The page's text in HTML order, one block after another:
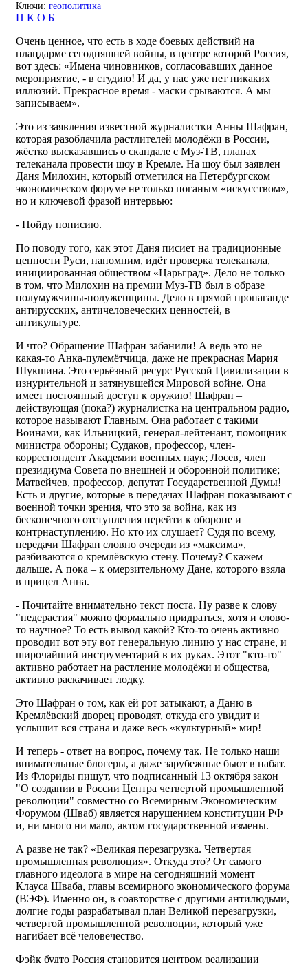
Ключи: геополитика
П К О Б
Очень ценное, что есть в ходе боевых действий на
плацдарме сегодняшней войны, в центре которой Россия,
вот здесь: «Имена чиновников, согласовавших данное
мероприятие, - в студию! И да, у нас уже нет никаких
иллюзий. Прекрасное время - маски срываются. А мы
записываем».
Это из заявления известной журналистки Анны Шафран,
которая разоблачила растлителей молодёжи в России,
жёстко высказавшись о скандале с Муз-ТВ, планах
телеканала провести шоу в Кремле. На шоу был заявлен
Даня Милохин, который отметился на Петербургском
экономическом форуме не только поганым «искусством»,
но и ключевой фразой интервью:
- Пойду пописию.
По поводу того, как этот Даня писиет на традиционные
ценности Руси, напомним, идёт проверка телеканала,
инициированная обществом «Царьград». Дело не только
в том, что Милохин на премии Муз-ТВ был в образе
полумужчины-полуженщины. Дело в прямой пропаганде
антирусских, античеловеческих ценностей, в
антикультуре.
И что? Обращение Шафран забанили! А ведь это не
какая-то Анка-пулемётчица, даже не прекрасная Мария
Шукшина. Это серьёзный ресурс Русской Цивилизации в
изнурительной и затянувшейся Мировой войне. Она
имеет постоянный доступ к оружию! Шафран –
действующая (пока?) журналистка на центральном радио,
которое называют Главным. Она работает с такими
Воинами, как Ильницкий, генерал-лейтенант, помощник
министра обороны; Судаков, профессор, член-
корреспондент Академии военных наук; Лосев, член
президиума Совета по внешней и оборонной политике;
Матвейчев, профессор, депутат Государственной Думы!
Есть и другие, которые в передачах Шафран показывают с
военной точки зрения, что это за война, как из
бесконечного отступления перейти к обороне и
контрнаступлению. Но кто их слушает? Судя по всему,
передачи Шафран словно очереди из «максима»,
разбиваются о кремлёвскую стену. Почему? Скажем
дальше. А пока – к омерзительному Дане, которого взяла
в прицел Анна.
- Почитайте внимательно текст поста. Ну разве к слову
"педерастия" можно формально придраться, хотя и слово-
то научное? То есть вывод какой? Кто-то очень активно
проводит вот эту вот генеральную линию у нас стране, и
широчайший инструментарий в их руках. Этот "кто-то"
активно работает на растление молодёжи и общества,
активно раскачивает лодку.
Это Шафран о том, как ей рот затыкают, а Даню в
Кремлёвский дворец проводят, откуда его увидит и
услышит вся страна и даже весь «культурный» мир!
И теперь - ответ на вопрос, почему так. Не только наши
внимательные блогеры, а даже зарубежные бьют в набат.
Из Флориды пишут, что подписанный 13 октября закон
"О создании в России Центра четвертой промышленной
революции" совместно со Всемирным Экономическим
Форумом (Шваб) является нарушением конституции РФ
и, ни много ни мало, актом государственной измены.
А разве не так? «Великая перезагрузка. Четвертая
промышленная революция». Откуда это? От самого
главного идеолога в мире на сегодняшний момент –
Клауса Шваба, главы всемирного экономического форума
(ВЭФ). Именно он, в соавторстве с другими антилюдьми,
долгие годы разрабатывал план Великой перезагрузки,
четвертой промышленной революции, который уже
нагибает всё человечество.
Фэйк будто Россия становится центром реализации